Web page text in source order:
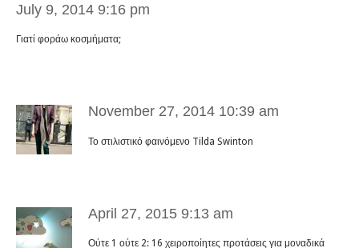
July 9, 2014 9:16 pm
Γιατί φοράω κοσμήματα;
November 27, 2014 10:39 am
Το στιλιστικό φαινόμενο Tilda Swinton
April 27, 2015 9:13 am
Ούτε 1 ούτε 2: 16 χειροποίητες προτάσεις για μοναδικά